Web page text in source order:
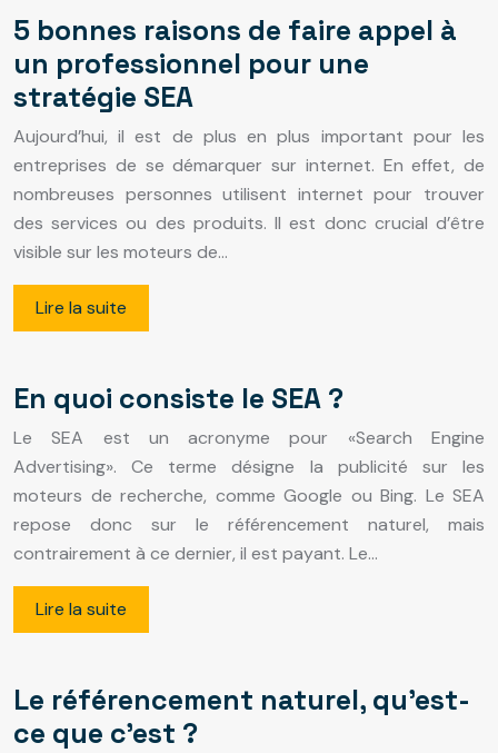
5 bonnes raisons de faire appel à
un professionnel pour une
stratégie SEA
Aujourd’hui, il est de plus en plus important pour les
entreprises de se démarquer sur internet. En effet, de
nombreuses personnes utilisent internet pour trouver
des services ou des produits. Il est donc crucial d’être
visible sur les moteurs de…
Lire la suite
En quoi consiste le SEA ?
Le SEA est un acronyme pour «Search Engine
Advertising». Ce terme désigne la publicité sur les
moteurs de recherche, comme Google ou Bing. Le SEA
repose donc sur le référencement naturel, mais
contrairement à ce dernier, il est payant. Le…
Lire la suite
Le référencement naturel, qu’est-
ce que c’est ?